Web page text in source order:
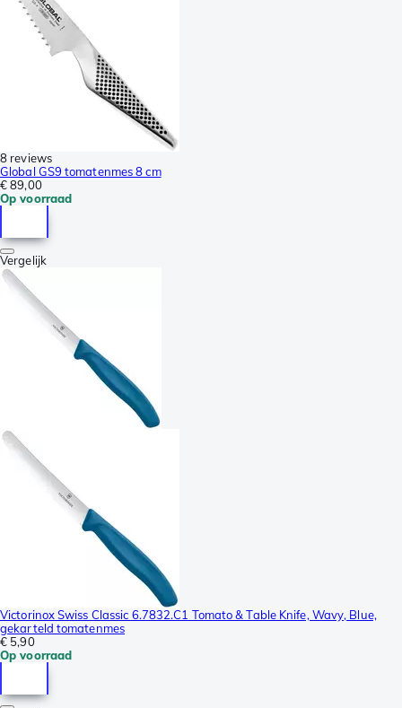
8 reviews
Global GS9 tomatenmes 8 cm
€ 89,00
Op voorraad
Vergelijk
Victorinox Swiss Classic 6.7832.C1 Tomato & Table Knife, Wavy, Blue,
gekarteld tomatenmes
€ 5,90
Op voorraad